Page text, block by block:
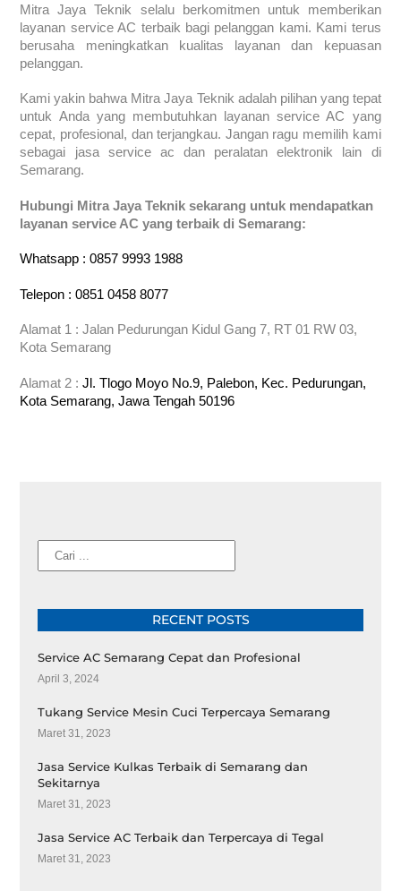
Mitra Jaya Teknik selalu berkomitmen untuk memberikan
layanan service AC terbaik bagi pelanggan kami. Kami terus
berusaha meningkatkan kualitas layanan dan kepuasan
pelanggan.
Kami yakin bahwa Mitra Jaya Teknik adalah pilihan yang tepat
untuk Anda yang membutuhkan layanan service AC yang
cepat, profesional, dan terjangkau. Jangan ragu memilih kami
sebagai jasa service ac dan peralatan elektronik lain di
Semarang.
Hubungi Mitra Jaya Teknik sekarang untuk mendapatkan
layanan service AC yang terbaik di Semarang:
Whatsapp : 0857 9993 1988
Telepon : 0851 0458 8077
Alamat 1 : Jalan Pedurungan Kidul Gang 7, RT 01 RW 03,
Kota Semarang
Alamat 2 :Jl. Tlogo Moyo No.9, Palebon, Kec. Pedurungan,
Kota Semarang, Jawa Tengah 50196
Cari
RECENT POSTS
Service AC Semarang Cepat dan Profesional
April 3, 2024
Tukang Service Mesin Cuci Terpercaya Semarang
Maret 31, 2023
Jasa Service Kulkas Terbaik di Semarang dan
Sekitarnya
Maret 31, 2023
Jasa Service AC Terbaik dan Terpercaya di Tegal
Maret 31, 2023